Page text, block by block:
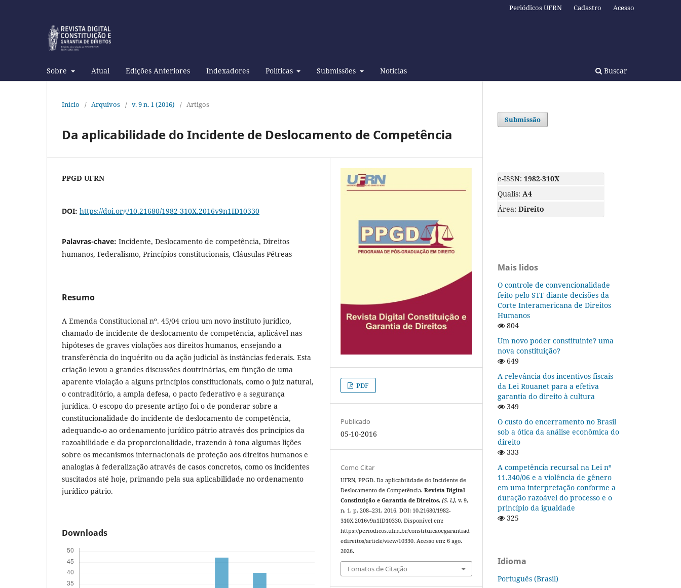
Sobre Atual Edições Anteriores Indexadores Políticas Submissões Notícias Buscar
Periódicos UFRN Cadastro Acesso
Início / Arquivos / v. 9 n. 1 (2016) / Artigos
Da aplicabilidade do Incidente de Deslocamento de Competência
PPGD UFRN
DOI: https://doi.org/10.21680/1982-310X.2016v9n1ID10330
Palavras-chave: Incidente, Deslocamento de competência, Direitos
humanos, Federalismo, Princípios constitucionais, Cláusulas Pétreas
Resumo
A Emenda Constitucional nº. 45/04 criou um novo instituto jurídico,
chamado de incidente de deslocamento de competência, aplicável nas
hipóteses de graves violações aos direitos humanos, ensejando a
transferência do inquérito ou da ação judicial às instâncias federais. Esta
criação levou a grandes discussões doutrinárias, em função de uma
aparente violação a alguns princípios constitucionais, como o juiz natural,
o contraditório, a ampla defesa, o pacto federativo e a segurança
jurídica. O escopo do presente artigo foi o de ponderar sobre a
constitucionalidade do incidente de deslocamento de competência,
adequando-o ao ordenamento jurídico pátrio através dos princípios da
razoabilidade e da proporcionalidade, trazendo à tona algumas lições
sobre os mecanismos internacionais de proteção aos direitos humanos e
analogias à federalização através de casos concretos, como os incidentes
suscitados até hoje, primando pela sua aplicabilidade no ordenamento
jurídico pátrio.
Downloads
PDF
Publicado
05-10-2016
Como Citar
UFRN, PPGD. Da aplicabilidade do Incidente de
Deslocamento de Competência.Revista Digital
Constituição e Garantia de Direitos,[S. l.], v. 9,
n. 1, p. 208–231, 2016. DOI: 10.21680/1982-
310X.2016v9n1ID10330. Disponível em:
https://periodicos.ufrn.br/constituicaoegarantiad
edireitos/article/view/10330. Acesso em: 6 ago.
2026.
Fomatos de Citação
Submissão
e-ISSN: 1982-310X
Qualis: A4
Área: Direito
Mais lidos
O controle de convencionalidade
feito pelo STF diante decisões da
Corte Interamericana de Direitos
Humanos
804
Um novo poder constituinte? uma
nova constituição?
649
A relevância dos incentivos fiscais
da Lei Rouanet para a efetiva
garantia do direito à cultura
349
O custo do encerramento no Brasil
sob a ótica da análise econômica do
direito
333
A competência recursal na Lei nº
11.340/06 e a violência de gênero
em uma interpretação conforme a
duração razoável do processo e o
princípio da igualdade
325
Idioma
Português (Brasil)